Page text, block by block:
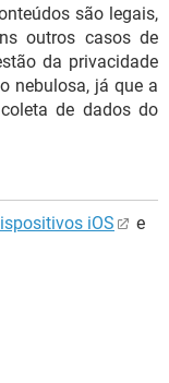
são legais,
outros casos de
da privacidade
nebulosa, já que a
de dados do
iOS
e